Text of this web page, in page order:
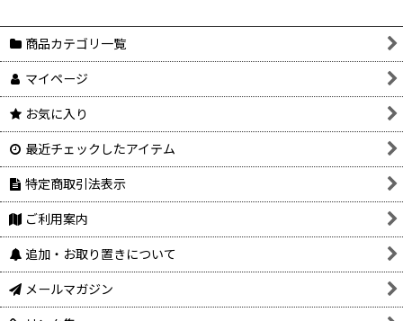
商品カテゴリ一覧
マイページ
お気に入り
最近チェックしたアイテム
特定商取引法表示
ご利用案内
追加・お取り置きについて
メールマガジン